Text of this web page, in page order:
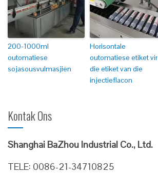
200-1000ml
outomatiese
sojasousvulmasjien
Horisontale
outomatiese etiket vir
die etiket van die
injectieflacon
Kontak Ons
Shanghai BaZhou Industrial Co., Ltd.
TELE: 0086-21-34710825